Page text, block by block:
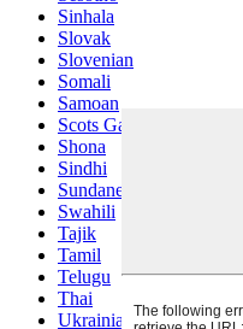
Sinhala
Slovak
Slovenian
Somali
Samoan
Scots Gaelic
Shona
Sindhi
Sundanese
Swahili
Tajik
Tamil
Telugu
Thai
Ukrainian